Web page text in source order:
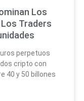
Los
Traders
perpetuos
cripto con
40 y 50 billones